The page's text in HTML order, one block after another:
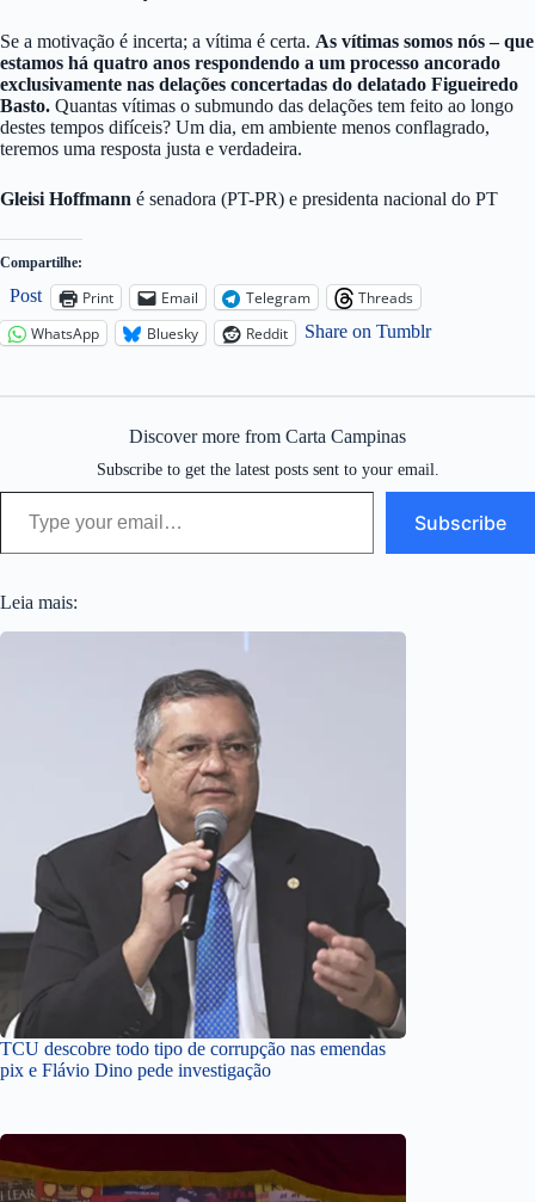
Se a motivação é incerta; a vítima é certa. As vítimas somos nós – que
estamos há quatro anos respondendo a um processo ancorado
exclusivamente nas delações concertadas do delatado Figueiredo
Basto. Quantas vítimas o submundo das delações tem feito ao longo
destes tempos difíceis? Um dia, em ambiente menos conflagrado,
teremos uma resposta justa e verdadeira.
Gleisi Hoffmann é senadora (PT-PR) e presidenta nacional do PT
Compartilhe:
Post Print Email Telegram
Threads
WhatsApp
Bluesky Reddit Share on Tumblr
Discover more from Carta Campinas
Subscribe to get the latest posts sent to your email.
Type your email…
Subscribe
Leia mais:
TCU descobre todo tipo de corrupção nas emendas
pix e Flávio Dino pede investigação